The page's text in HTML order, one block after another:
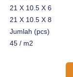
21 X 10.5 X 6
21 X 10.5 X 8
Jumlah (pcs)
45 / m2